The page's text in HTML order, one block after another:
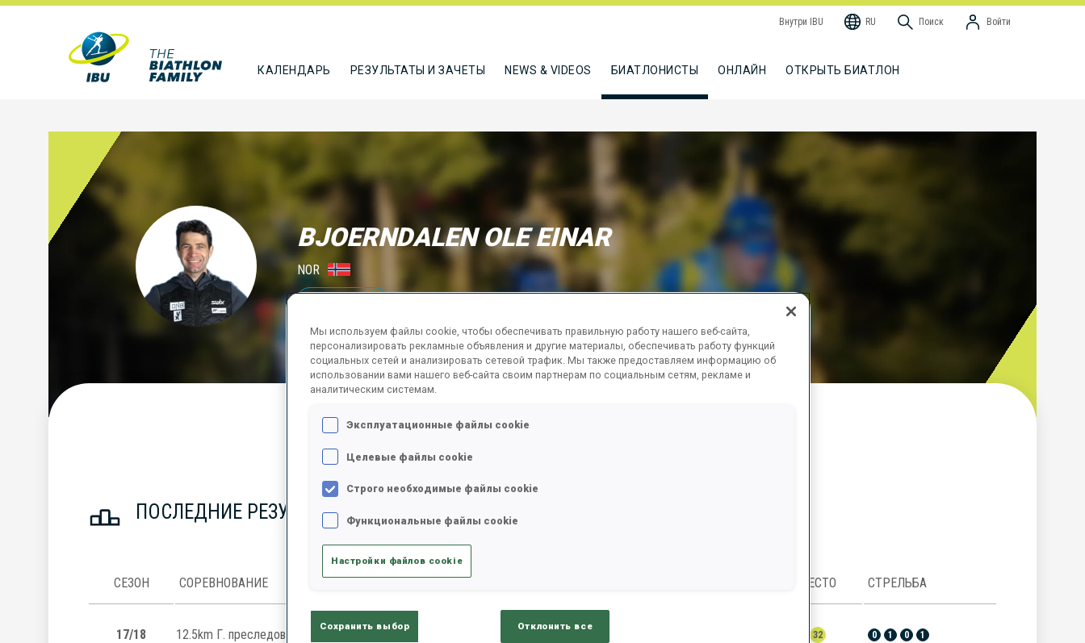
Внутри IBU RU Поиск Войти
КАЛЕНДАРЬ РЕЗУЛЬТАТЫ И ЗАЧЕТЫ NEWS & VIDEOS БИАТЛОНИСТЫ ОНЛАЙН ОТКРЫТЬ БИАТЛОН
BJOERNDALEN OLE EINAR
NOR
Статистика Результаты и зачеты
ПОСЛЕДНИЕ РЕЗУЛЬТАТЫ
СЕЗОН СОРЕВНОВАНИЕ КУБОК МЕСТО СТРЕЛЬБА
17/18 12.5km Г. преследования TYUMEN 32 0 1 0 1
Мы используем файлы cookie, чтобы обеспечивать правильную работу нашего веб-сайта,
персонализировать рекламные объявления и другие материалы, обеспечивать работу функций
социальных сетей и анализировать сетевой трафик. Мы также предоставляем информацию об
использовании вами нашего веб-сайта своим партнерам по социальным сетям, рекламе и
аналитическим системам.
Эксплуатационные файлы cookie
Целевые файлы cookie
Строго необходимые файлы cookie
Функциональные файлы cookie
Настройки файлов cookie
Сохранить выбор Отклонить все